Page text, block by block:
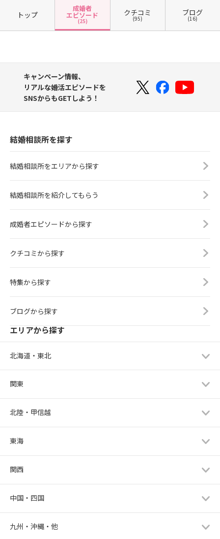
トップ
成婚者
エピソード
(25)
クチコミ
(95)
ブログ
(16)
キャンペーン情報、
リアルな婚活エピソードを
SNSからもGETしよう！
結婚相談所を探す
結婚相談所をエリアから探す
結婚相談所を紹介してもらう
成婚者エピソードから探す
クチコミから探す
特集から探す
ブログから探す
エリアから探す
北海道・東北
関東
北陸・甲信越
東海
関西
中国・四国
九州・沖縄・他